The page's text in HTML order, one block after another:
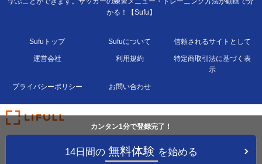
カンタン1分で登録完了！
14日間の 無料体験 を始める
かる！【Sufu】
Sufuトップ Sufuについて 信頼されるサイトとして
運営会社 利用規約
特定商取引法に基づく表
示
プライバシーポリシー お問い合わせ